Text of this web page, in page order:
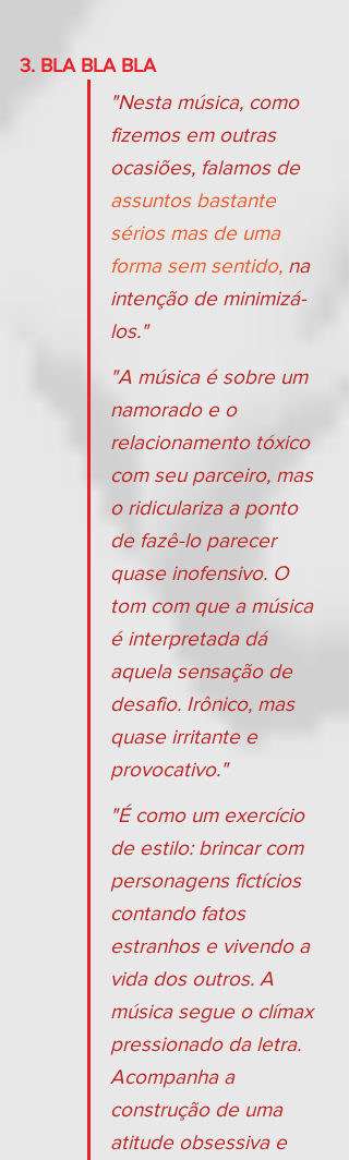
3. BLA BLA BLA
"Nesta música, como
fizemos em outras
ocasiões, falamos de
assuntos bastante
sérios mas de uma
forma sem sentido, na
intenção de minimizá-
los."
"A música é sobre um
namorado e o
relacionamento tóxico
com seu parceiro, mas
o ridiculariza a ponto
de fazê-lo parecer
quase inofensivo. O
tom com que a música
é interpretada dá
aquela sensação de
desafio. Irônico, mas
quase irritante e
provocativo."
"É como um exercício
de estilo: brincar com
personagens fictícios
contando fatos
estranhos e vivendo a
vida dos outros. A
música segue o clímax
pressionado da letra.
Acompanha a
construção de uma
atitude obsessiva e